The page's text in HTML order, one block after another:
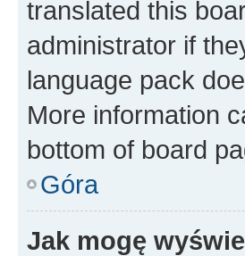
translated this
administrator if
language pack
More information
bottom of board
Góra
Jak mogę